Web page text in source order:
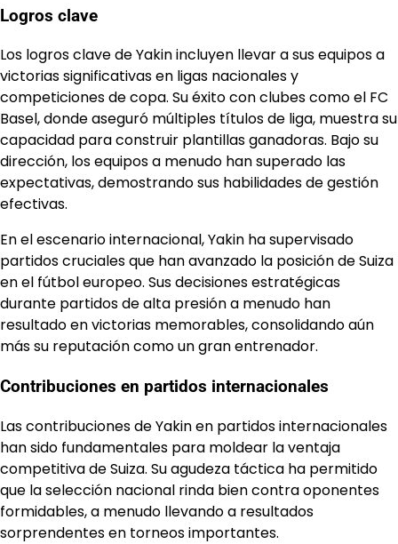
Logros clave
Los logros clave de Yakin incluyen llevar a sus equipos a
victorias significativas en ligas nacionales y
competiciones de copa. Su éxito con clubes como el FC
Basel, donde aseguró múltiples títulos de liga, muestra su
capacidad para construir plantillas ganadoras. Bajo su
dirección, los equipos a menudo han superado las
expectativas, demostrando sus habilidades de gestión
efectivas.
En el escenario internacional, Yakin ha supervisado
partidos cruciales que han avanzado la posición de Suiza
en el fútbol europeo. Sus decisiones estratégicas
durante partidos de alta presión a menudo han
resultado en victorias memorables, consolidando aún
más su reputación como un gran entrenador.
Contribuciones en partidos internacionales
Las contribuciones de Yakin en partidos internacionales
han sido fundamentales para moldear la ventaja
competitiva de Suiza. Su agudeza táctica ha permitido
que la selección nacional rinda bien contra oponentes
formidables, a menudo llevando a resultados
sorprendentes en torneos importantes.